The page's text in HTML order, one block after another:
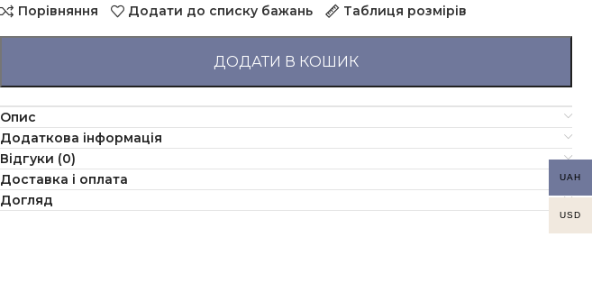
Порівняння Додати до списку бажань Таблиця розмірів
ДОДАТИ В КОШИК
Опис
Додаткова інформація
Відгуки (0)
Доставка і оплата
Догляд
UAH
USD